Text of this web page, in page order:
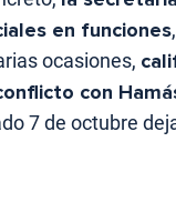
en funciones
ocasiones,
con
7 de octubre